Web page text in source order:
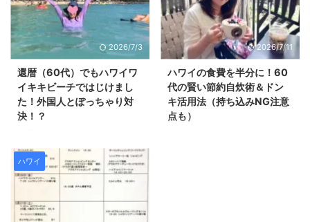
2026/7/3
還暦（60代）でもハワイワ
イキキビーチではじけまし
た！外国人とぽっちゃり対
決！？
ーチで楽しく遊びます！ 浮き輪
はABCマートが安い♪パラソルな
どはレンタルで やっぱり海がき
れいでテンションが上がりますね
♪ 浮き輪でぷかぷか浮いている人
がたくさんいました。 ABCマー
2026/7/11
ハワイの食費を半分に！60
代の賢い節約自炊術＆ドン
キ活用法（持ち込みNG注意
点も）
ハワイ